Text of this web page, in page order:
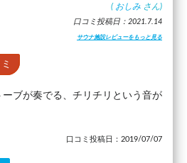
( おしみ さん)
口コミ投稿日：2021.7.14
サウナ施設レビューをもっと見る
ブが奏でる、チリチリという音が
口コミ投稿日：2019/07/07